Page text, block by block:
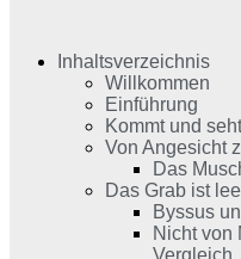
Inhaltsverzeichnis
Willkommen
Einführung
Kommt und
Von Angesicht
Das
Das Grab ist
Byssus
Nicht von
Vergleich